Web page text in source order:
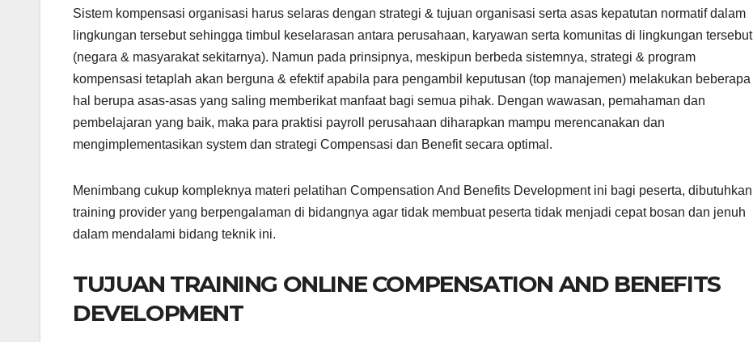
Sistem kompensasi organisasi harus selaras dengan strategi & tujuan organisasi serta asas kepatutan normatif dalam
lingkungan tersebut sehingga timbul keselarasan antara perusahaan, karyawan serta komunitas di lingkungan tersebut
(negara & masyarakat sekitarnya). Namun pada prinsipnya, meskipun berbeda sistemnya, strategi & program
kompensasi tetaplah akan berguna & efektif apabila para pengambil keputusan (top manajemen) melakukan beberapa
hal berupa asas-asas yang saling memberikat manfaat bagi semua pihak. Dengan wawasan, pemahaman dan
pembelajaran yang baik, maka para praktisi payroll perusahaan diharapkan mampu merencanakan dan
mengimplementasikan system dan strategi Compensasi dan Benefit secara optimal.
Menimbang cukup kompleknya materi pelatihan Compensation And Benefits Development ini bagi peserta, dibutuhkan
training provider yang berpengalaman di bidangnya agar tidak membuat peserta tidak menjadi cepat bosan dan jenuh
dalam mendalami bidang teknik ini.
TUJUAN TRAINING ONLINE COMPENSATION AND BENEFITS
DEVELOPMENT